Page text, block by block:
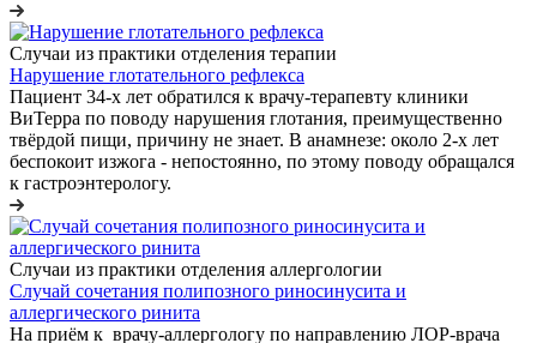
Случаи из практики отделения терапии
Нарушение глотательного рефлекса
Пациент 34-х лет обратился к врачу-терапевту клиники
ВиТерра по поводу нарушения глотания, преимущественно
твёрдой пищи, причину не знает. В анамнезе: около 2-х лет
беспокоит изжога - непостоянно, по этому поводу обращался
к гастроэнтерологу.
Случаи из практики отделения аллергологии
Случай сочетания полипозного риносинусита и
аллергического ринита
На приём к врачу-аллергологу по направлению ЛОР-врача